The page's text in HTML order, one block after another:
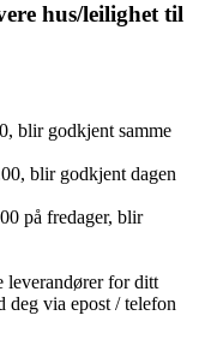
hus/leilighet til
blir godkjent samme
blir godkjent dagen
på fredager, blir
leverandører for ditt
deg via epost / telefon